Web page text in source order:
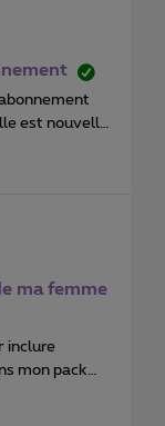
est nouvelle
propre
fait partie
Que
effet ma
et non
ma femme
inclure
mon pack